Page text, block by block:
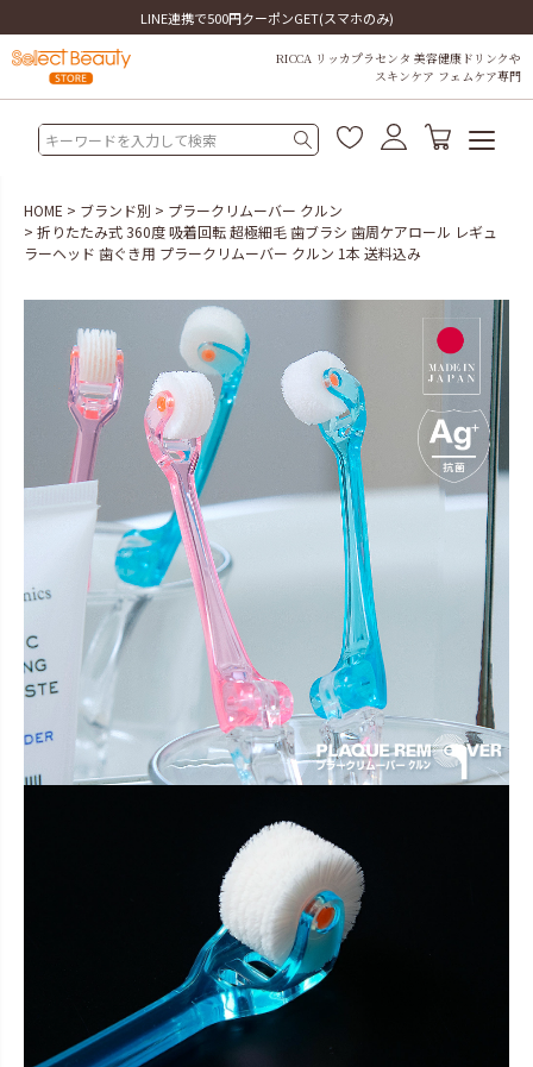
LINE連携で500円クーポンGET(スマホのみ)
RICCA リッカプラセンタ 美容健康ドリンクや
スキンケア フェムケア専門
HOME ブランド別
プラークリムーバー クルン
折りたたみ式 360度 吸着回転 超極細毛 歯ブラシ 歯周ケアロール レギュ
ラーヘッド 歯ぐき用 プラークリムーバー クルン 1本 送料込み